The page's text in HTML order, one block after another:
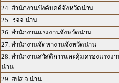
24. สำนักงานบังคับคดีจังหวัดน่าน
25. รจจ.น่าน
26. สำนักงานแรงงานจังหวัดน่าน
27. สำนักงานจัดหางานจังหวัดน่าน
28. สำนักงานสวัสดิการและคุ้มครองแรงง
น่าน
29. สปส.จ.น่าน